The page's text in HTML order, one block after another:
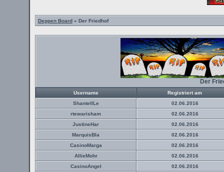
Deppen Board» Der Friedhof
Der
Username
Registriert am
ShantellLe
02.06.2016
rtewarisham
02.06.2016
JustineHar
02.06.2016
MarquisBla
02.06.2016
CasinoMarga
02.06.2016
AllieMohr
02.06.2016
CasinoAngel
02.06.2016